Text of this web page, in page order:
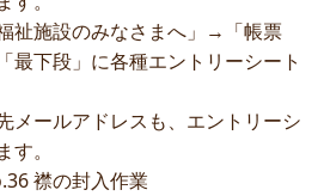
祉施設のみなさまへ」→「帳票
下段」に各種エントリーシート
メールアドレスも、エントリーシ
。
襟の封入作業